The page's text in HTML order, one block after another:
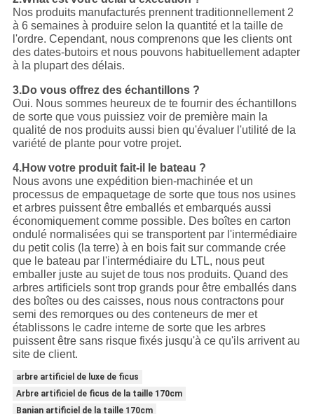
Nos produits manufacturés prennent traditionnellement 2
à 6 semaines à produire selon la quantité et la taille de
l'ordre. Cependant, nous comprenons que les clients ont
des dates-butoirs et nous pouvons habituellement adapter
à la plupart des délais.
3.Do vous offrez des échantillons ?
Oui. Nous sommes heureux de te fournir des échantillons
de sorte que vous puissiez voir de première main la
qualité de nos produits aussi bien qu'évaluer l'utilité de la
variété de plante pour votre projet.
4.How votre produit fait-il le bateau ?
Nous avons une expédition bien-machinée et un
processus de empaquetage de sorte que tous nos usines
et arbres puissent être emballés et embarqués aussi
économiquement comme possible. Des boîtes en carton
ondulé normalisées qui se transportent par l'intermédiaire
du petit colis (la terre) à en bois fait sur commande crée
que le bateau par l'intermédiaire du LTL, nous peut
emballer juste au sujet de tous nos produits. Quand des
arbres artificiels sont trop grands pour être emballés dans
des boîtes ou des caisses, nous nous contractons pour
semi des remorques ou des conteneurs de mer et
établissons le cadre interne de sorte que les arbres
puissent être sans risque fixés jusqu'à ce qu'ils arrivent au
site de client.
arbre artificiel de luxe de ficus
Arbre artificiel de ficus de la taille 170cm
Banian artificiel de la taille 170cm